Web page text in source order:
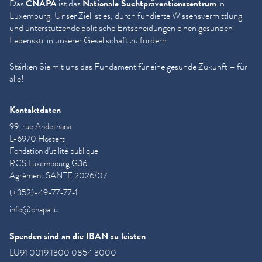
DasCNAPAist dasNationale Sucht­präven­tion­szen­trumin
Luxemburg. Unser Ziel ist es, durch fundierte Wis­sensver­mit­tlung
und unter­stützende politische Entschei­dun­gen einen gesunden
Lebensstil in unserer Gesellschaft zu fördern.
Stärken Sie mit uns das Fundament für eine gesunde Zukunft – für
alle!
Kontaktdaten
99, rue Andethana
L-6970 Hostert
Fondation d'utilité publique
RCS Luxembourg G36
Agrément SANTE 2026/07
(+352)-49-77-77-1
info@cnapa.lu
Spenden sind an die IBAN zu leisten
LU91 0019 1300 0854 3000